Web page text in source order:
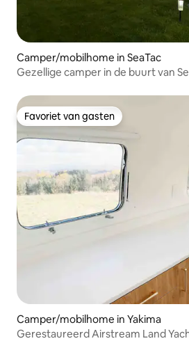
Camper/mobilhome in SeaTac
Gezellige camper in de buurt van
Favoriet van gasten
Favoriet van gasten
Camper/mobilhome in Yakima
Gerestaureerd Airstream Land